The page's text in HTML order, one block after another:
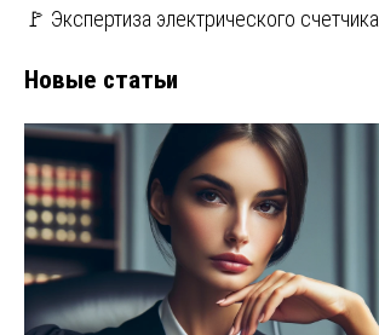
🚩 Экспертиза электрического счетчика
Новые статьи